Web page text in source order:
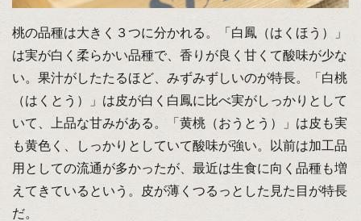
桃の品種は大きく３つに分かれる。「白鳳（はくほう）」
は実が白く柔らかい品種で、香りが良く甘くて酸味が少な
い。果汁がしたたるほど、みずみずしいのが特長。「白桃
（はくとう）」は皮が白く白鳳に比べ実がしっかりとして
いて、上品な甘みがある。「黄桃（おうとう）」は皮も実
も黄色く、しっかりとしていて酸味が強い。以前は加工品
用としての流通が多かったが、最近は生食に向く品種も増
えてきているという。皮が薄くつるっとした見た目が特長
だ。